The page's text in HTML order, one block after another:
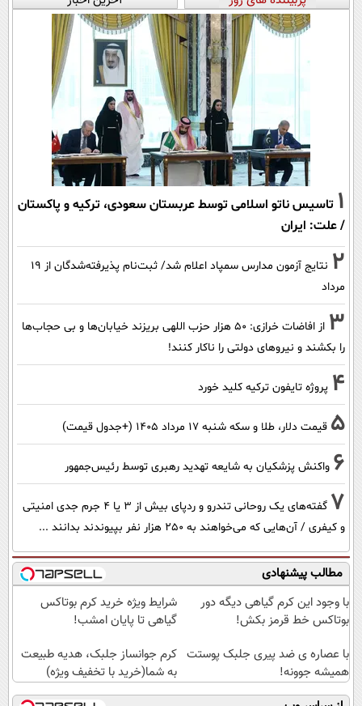
1 تاسیس ناتو اسلامی توسط عربستان سعودی، ترکیه و پاکستان
/ علت: ایران
2
نتایج آزمون مدارس سمپاد اعلام شد/ ثبت‌نام پذیرفته‌شدگان از ۱۹
مرداد
3
از افاضات خرازی: ۵۰ هزار حزب اللهی بریزند خیابان‌ها و بی حجاب‌ها
را بکشند و نیرو‌های دولتی را ناکار کنند!
4 پروژه تایفون ترکیه کلید خورد
5 قیمت دلار، طلا و سکه شنبه ۱۷ مرداد ۱۴۰۵ (+جدول قیمت)
6 واکنش پزشکیان به شایعه تهدید رهبری توسط رئیس‌جمهور
7
گفته‌های یک روحانی تندرو و ردپای بیش از ۳ یا ۴ جرم جدی امنیتی
و کیفری / آن‌هایی که می‌خواهند به ۲۵۰ هزار نفر بپیوندند بدانند ...
مطالب پیشنهادی
با وجود این کرم گیاهی دیگه دور
بوتاکس خط قرمز بکش!
شرایط ویژه خرید کرم بوتاکس
گیاهی تا پایان امشب!
با عصاره ی ضد پیری جلبک پوستت
همیشه جوونه!
کرم جوانساز جلبک، هدیه طبیعت
به شما(خرید با تخفیف ویژه)